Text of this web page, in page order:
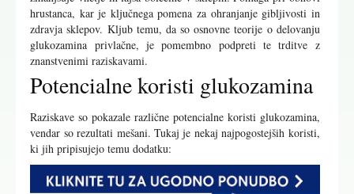
hrustanca, kar je ključnega pomena za ohranjanje gibljivosti in
zdravja sklepov. Kljub temu, da so osnovne teorije o delovanju
glukozamina privlačne, je pomembno podpreti te trditve z
znanstvenimi raziskavami.
Potencialne koristi glukozamina
Raziskave so pokazale različne potencialne koristi glukozamina,
vendar so rezultati mešani. Tukaj je nekaj najpogostejših koristi,
ki jih pripisujejo temu dodatku: